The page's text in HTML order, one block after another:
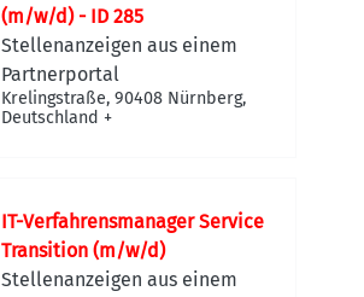
(m/w/d) - ID 285
Stellenanzeigen aus einem
Partnerportal
Krelingstraße, 90408 Nürnberg,
Deutschland +
IT-Verfahrensmanager Service
Transition (m/w/d)
Stellenanzeigen aus einem